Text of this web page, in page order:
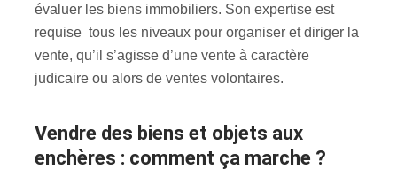
évaluer les biens immobiliers. Son expertise est
requise tous les niveaux pour organiser et diriger la
vente, qu’il s’agisse d’une vente à caractère
judicaire ou alors de ventes volontaires.
Vendre des biens et objets aux
enchères : comment ça marche ?